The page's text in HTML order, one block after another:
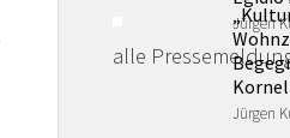
Jürgen
Jürgen
alle